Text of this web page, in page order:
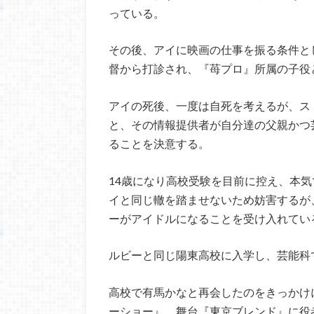
っている。
その後、アイに映画の仕事を振る条件
督から打診され、『苺プロ』所属の子
アイの死後、一度は自死を考えるが、
と、その情報提供者が自分達の父親か
ることを決意する。
14歳になり高校受験を目前に控え、本
イと同じ轍を踏ませないため妨害する
ーがアイドルになることを受け入れてい
ルビーと同じ陽東高校に入学し、芸能
高校で有馬かなと再会したのをきっか
ーショー』、舞台『東京ブレンド』に